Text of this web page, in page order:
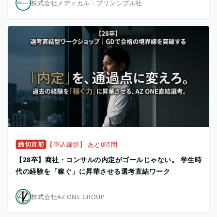
株式会社メディカル・プリンシプル社
締切直前 【申込締切】 あと0時間
【28卒】商社・コンサルの内定がゴールじゃない。 学生時
代の経験を「稼ぐ」に昇華させる選考直結ワーク
株式会社AZ ONE GROUP